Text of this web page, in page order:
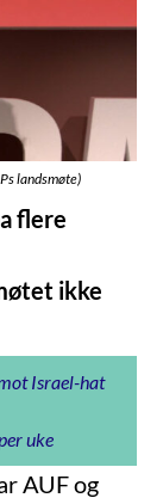
landsmøte)
flere
ikke
Israel-hat
uke
AUF og